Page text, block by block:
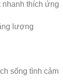
nhanh thích ứng
lượng
sống tình cảm